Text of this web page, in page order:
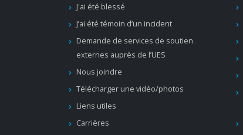
J'ai été blessé
J’ai été témoin d’un incident
Demande de services de soutien
externes auprès de l’UES
Nous joindre
Télécharger une vidéo/photos
Liens utiles
Carrières